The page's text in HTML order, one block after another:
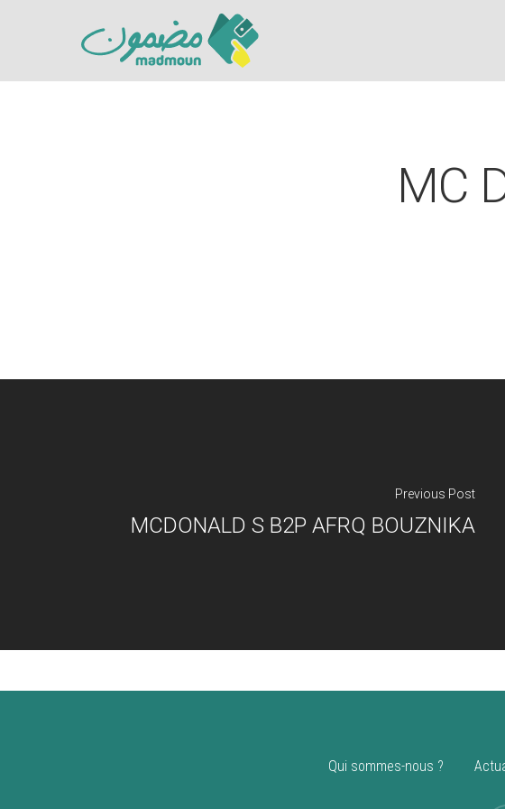
MC
Previous Post
MCDONALD S B2P AFRQ BOUZNIKA
Qui sommes-nous ?